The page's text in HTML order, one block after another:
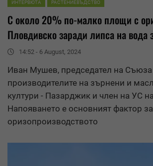
ИНТЕРВЮТА РАСТЕНИЕВЪДСТВО
С около 20% по-малко площи с
Пловдивско заради липса на вода
14:52 - 6 August, 2024
Иван Мушев, председател на Съюза
производителите на зърнени и
култури - Пазарджик и член на УС
Напояването е основният фактор за
оризопроизводството